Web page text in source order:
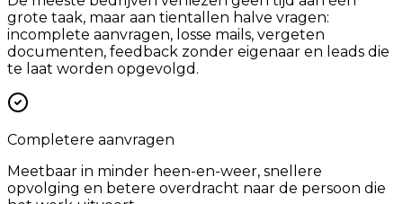
grote taak, maar aan tientallen halve vragen:
incomplete aanvragen, losse mails, vergeten
documenten, feedback zonder eigenaar en leads die
te laat worden opgevolgd.
Completere aanvragen
Meetbaar in minder heen-en-weer, snellere
opvolging en betere overdracht naar de persoon die